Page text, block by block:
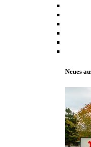
Neues